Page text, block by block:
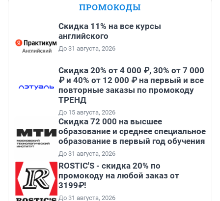
ПРОМОКОДЫ
Скидка 11% на все курсы
английского
До 31 августа, 2026
Скидка 20% от 4 000 ₽, 30% от 7 000
₽ и 40% от 12 000 ₽ на первый и все
повторные заказы по промокоду
ТРЕНД
До 15 августа, 2026
Скидка 72 000 на высшее
образование и среднее специальное
образование в первый год обучения
До 31 августа, 2026
ROSTIC'S - скидка 20% по
промокоду на любой заказ от
3199₽!
До 31 августа, 2026